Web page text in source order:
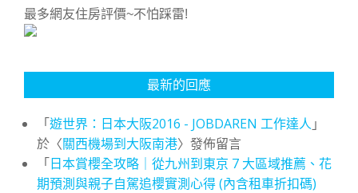
最多網友住房評價~不怕踩雷!
最新的回應
「遊世界：日本大阪2016 - JOBDAREN 工作達人 」
於〈關西機場到大阪南港〉發佈留言
「日本賞櫻全攻略｜從九州到東京 7 大區域推薦、花
期預測與親子自駕追櫻實測心得 (內含租車折扣碼)